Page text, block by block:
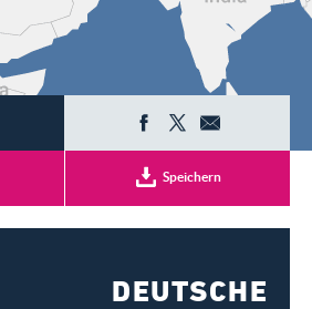
Login
Registrieren
Speichern
DEUTSCHE